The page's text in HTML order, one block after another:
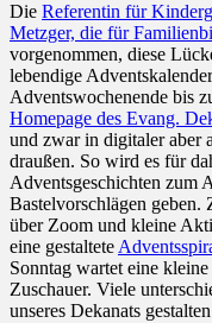
Die Referentin für
Metzger, die für
vorgenommen, diese
lebendige
Adventswochenende bis
Homepage des Evang.
und zwar in digitaler aber
draußen. So wird es für
Adventsgeschichten zum
Bastelvorschlägen
über Zoom und kleine
eine gestaltete
Sonntag wartet eine
Zuschauer. Viele
unseres Dekanats